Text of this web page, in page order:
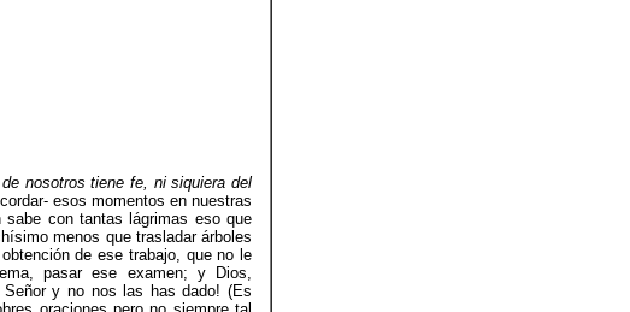
nosotros tiene fe, ni siquiera del
esos momentos en nuestras
con tantas lágrimas eso que
menos que trasladar árboles
de ese trabajo, que no le
pasar ese examen; y Dios,
Señor y no nos las has dado! (Es